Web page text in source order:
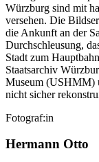
Würzburg sind mit
versehen. Die
die Ankunft an der
Durchschleusung,
Stadt zum
Staatsarchiv
Museum (USHMM)
nicht sicher
Fotograf:in
Hermann Otto